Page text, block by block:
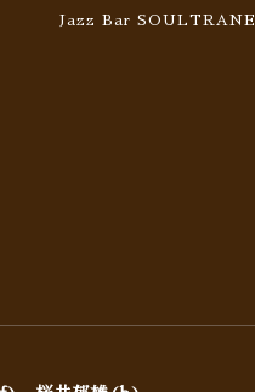
Jazz Bar SOULTRANE